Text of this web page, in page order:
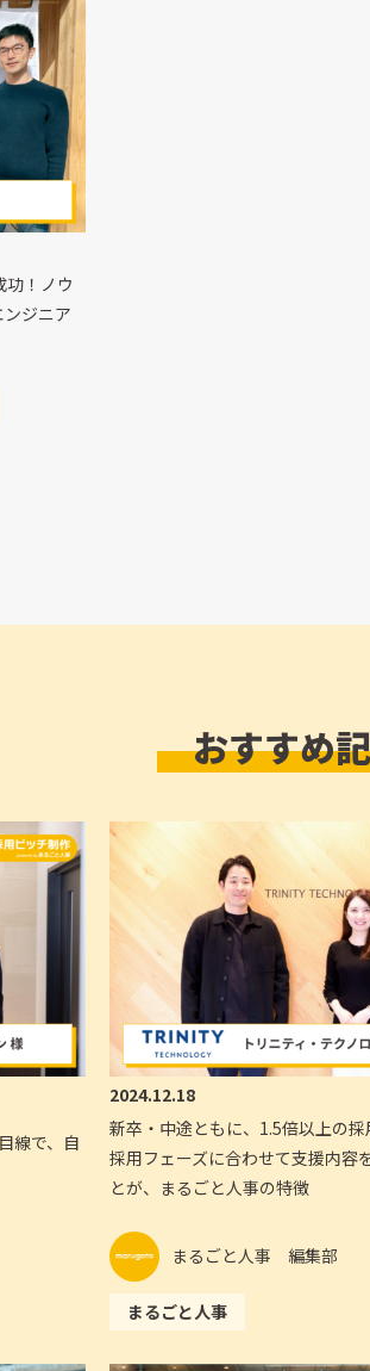
！ノウ
ジニア
おすすめ
線で、自
2024.12.18
新卒・中途ともに、1.5倍以上の採
採用フェーズに合わせて支援内容
とが、まるごと人事の特徴
まるごと人事 編集部
まるごと人事